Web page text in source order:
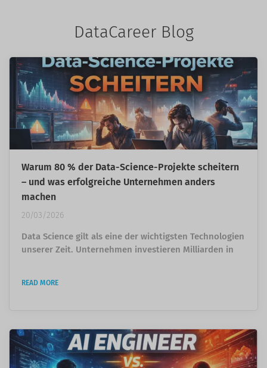
DataCareer Blog
Warum 80 % der Data-Science-Projekte scheitern
– und was erfolgreiche Unternehmen anders
machen
20/03/2026
Data Science gilt als eine der wichtigsten Technologien
unserer Zeit. Unternehmen investieren Milliarden in
Dashboards entstehen. Prototypen funktionieren im
Notebook....
READ MORE